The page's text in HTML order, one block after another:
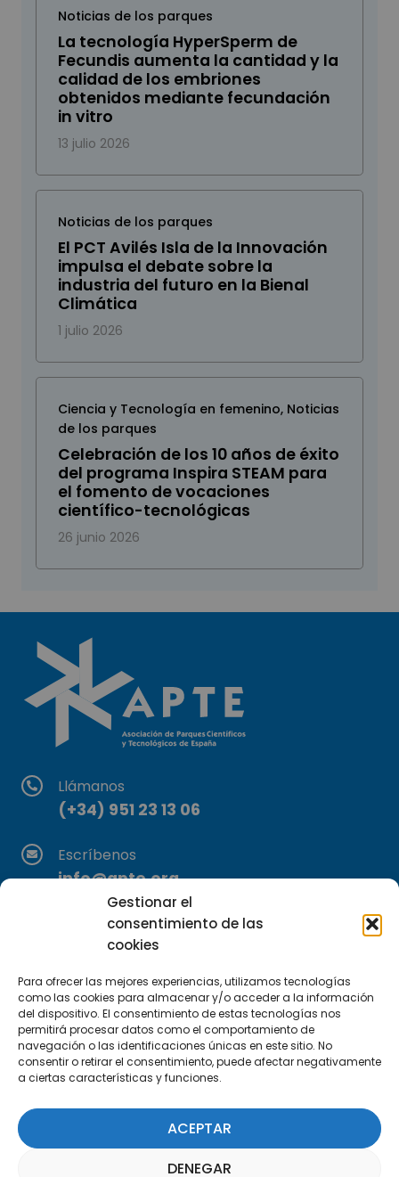
Gestionar el
consentimiento de las
cookies
Para ofrecer las mejores experiencias, utilizamos tecnologías
como las cookies para almacenar y/o acceder a la información
del dispositivo. El consentimiento de estas tecnologías nos
permitirá procesar datos como el comportamiento de
navegación o las identificaciones únicas en este sitio. No
consentir o retirar el consentimiento, puede afectar negativamente
a ciertas características y funciones.
ACEPTAR
DENEGAR
Noticias de los parques
La tecnología HyperSperm de
Fecundis aumenta la cantidad y la
calidad de los embriones
obtenidos mediante fecundación
in vitro
13 julio 2026
Noticias de los parques
El PCT Avilés Isla de la Innovación
impulsa el debate sobre la
industria del futuro en la Bienal
Climática
1 julio 2026
Ciencia y Tecnología en femenino, Noticias
de los parques
Celebración de los 10 años de éxito
del programa Inspira STEAM para
el fomento de vocaciones
científico-tecnológicas
26 junio 2026
Llámanos
(+34) 951 23 13 06
Escríbenos
info@apte.org
Encuéntranos
C/Marie Curie, 35
29590 Campanillas, Málaga
Suscríbete a nuestra Newsletter
SUSCRÍBETE AQUÍ